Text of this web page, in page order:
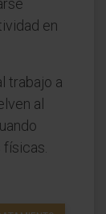
en
trabajo a
al